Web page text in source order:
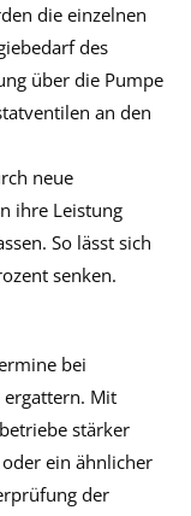
die einzelnen
des
über die Pumpe
an den
neue
ihre Leistung
So lässt sich
senken.
bei
ergattern. Mit
stärker
ein ähnlicher
der